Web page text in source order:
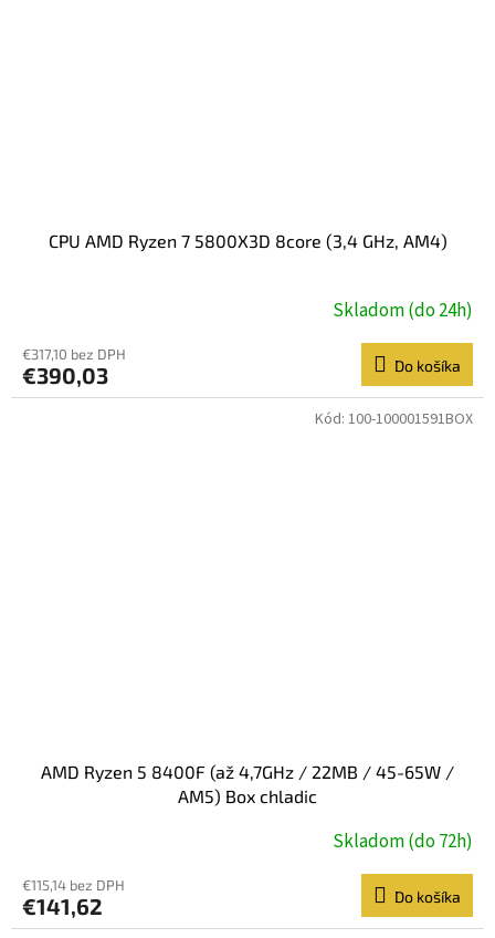
CPU AMD Ryzen 7 5800X3D 8core (3,4 GHz, AM4)
Skladom (do 24h)
€317,10 bez DPH
€390,03 Do košíka
AMD Ryzen 5 8400F (až 4,7GHz / 22MB / 45-65W /
AM5) Box chladic
Skladom (do 72h)
€115,14 bez DPH
€141,62 Do košíka
Kód: 100-100001591BOX